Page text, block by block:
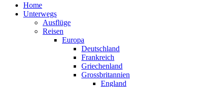
Home
Unterwegs
Ausflüge
Reisen
Europa
Deutschland
Frankreich
Griechenland
Grossbritannien
England